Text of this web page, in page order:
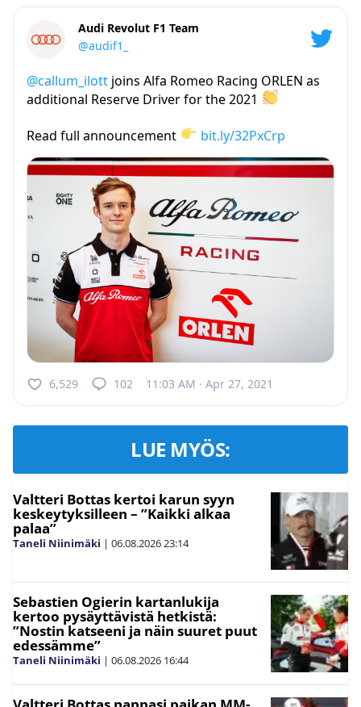
Audi Revolut F1 Team
@audif1_
@callum_ilott joins Alfa Romeo Racing ORLEN as
additional Reserve Driver for the 2021
Read full announcement bit.ly/32PxCrp
6,529 102 11:03 AM · Apr 27, 2021
LUE MYÖS:
Valtteri Bottas kertoi karun syyn
keskeytyksilleen – ”Kaikki alkaa
palaa”
Taneli Niinimäki | 06.08.202623:14
Sebastien Ogierin kartanlukija
kertoo pysäyttävistä hetkistä:
”Nostin katseeni ja näin suuret puut
edessämme”
Taneli Niinimäki | 06.08.2026 16:44